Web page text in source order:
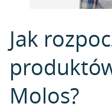
Jak
Molos?